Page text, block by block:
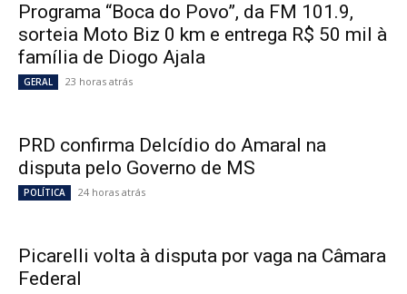
Programa “Boca do Povo”, da FM 101.9,
sorteia Moto Biz 0 km e entrega R$ 50 mil à
família de Diogo Ajala
GERAL 23 horas atrás
PRD confirma Delcídio do Amaral na
disputa pelo Governo de MS
POLÍTICA 24 horas atrás
Picarelli volta à disputa por vaga na Câmara
Federal